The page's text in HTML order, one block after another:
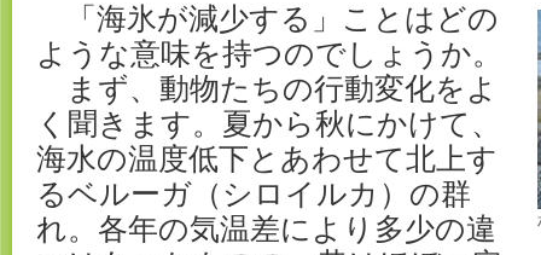
「海氷が減少する」ことはどの
ような意味を持つのでしょうか。
まず、動物たちの行動変化をよ
く聞きます。夏から秋にかけて、
海水の温度低下とあわせて北上す
るベルーガ（シロイルカ）の群
れ。各年の気温差により多少の違